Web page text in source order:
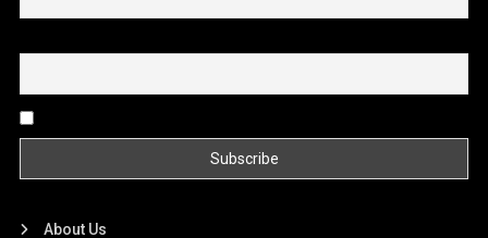
About Us